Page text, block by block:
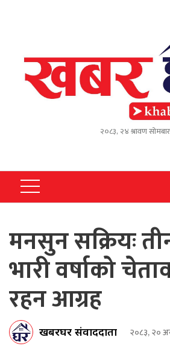
२०८३, २४ श्रावण सोमबार
मनसुन सक्रियः
भारी वर्षाको
रहन आग्रह
खबरघर संवाददाता २०८३, २०